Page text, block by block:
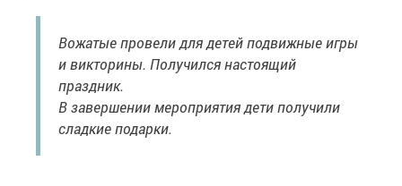
Вожатые провели для детей подвижные игры
и викторины. Получился настоящий
праздник.
В завершении мероприятия дети получили
сладкие подарки.